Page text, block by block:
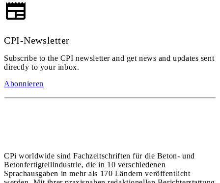
CPI-Newsletter
Subscribe to the CPI newsletter and get news and updates sent
directly to your inbox.
Abonnieren
CPi worldwide sind Fachzeitschriften für die Beton- und
Betonfertigteilindustrie, die in 10 verschiedenen
Sprachausgaben in mehr als 170 Ländern veröffentlicht